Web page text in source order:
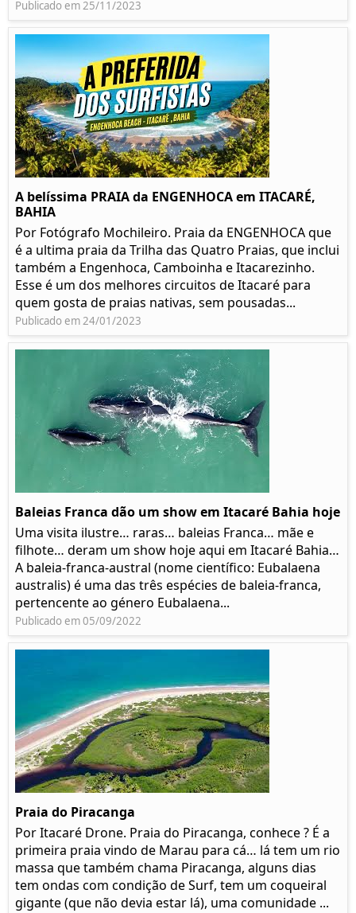
Publicado em 25/11/2023
A belíssima PRAIA da ENGENHOCA em ITACARÉ,
BAHIA
Por Fotógrafo Mochileiro. Praia da ENGENHOCA que
é a ultima praia da Trilha das Quatro Praias, que inclui
também a Engenhoca, Camboinha e Itacarezinho.
Esse é um dos melhores circuitos de Itacaré para
quem gosta de praias nativas, sem pousadas...
Publicado em 24/01/2023
Baleias Franca dão um show em Itacaré Bahia hoje
Uma visita ilustre… raras… baleias Franca… mãe e
filhote… deram um show hoje aqui em Itacaré Bahia…
A baleia-franca-austral (nome científico: Eubalaena
australis) é uma das três espécies de baleia-franca,
pertencente ao género Eubalaena...
Publicado em 05/09/2022
Praia do Piracanga
Por Itacaré Drone. Praia do Piracanga, conhece ? É a
primeira praia vindo de Marau para cá… lá tem um rio
massa que também chama Piracanga, alguns dias
tem ondas com condição de Surf, tem um coqueiral
gigante (que não devia estar lá), uma comunidade ...